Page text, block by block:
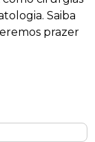
Saiba
prazer